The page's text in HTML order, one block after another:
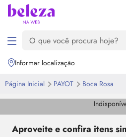
Informar localização
Página Inicial PAYOT
Boca Rosa
Aproveite e confira itens